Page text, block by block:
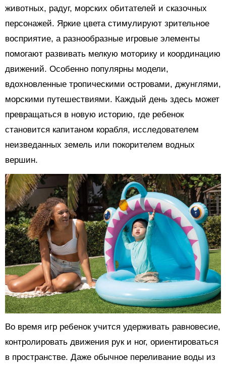
животных, радуг, морских обитателей и сказочных
персонажей. Яркие цвета стимулируют зрительное
восприятие, а разнообразные игровые элементы
помогают развивать мелкую моторику и координацию
движений. Особенно популярны модели,
вдохновленные тропическими островами, джунглями,
морскими путешествиями. Каждый день здесь может
превращаться в новую историю, где ребенок
становится капитаном корабля, исследователем
неизведанных земель или покорителем водных
вершин.
Во время игр ребенок учится удерживать равновесие,
контролировать движения рук и ног, ориентироваться
в пространстве. Даже обычное переливание воды из